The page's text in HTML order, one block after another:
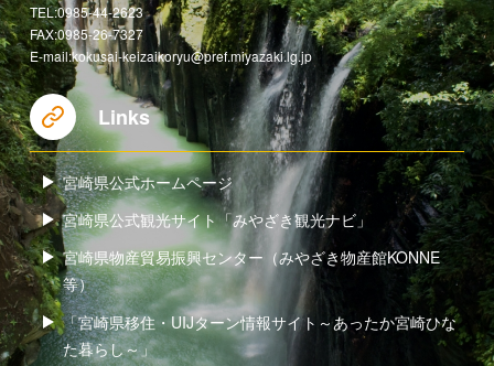
TEL:0985-44-2623
FAX:0985-26-7327
E-mail:kokusai-keizaikoryu@pref.miyazaki.lg.jp
Links
宮崎県公式ホームページ
宮崎県公式観光サイト「みやざき観光ナビ」
宮崎県物産貿易振興センター（みやざき物産館KONNE
等）
「宮崎県移住・UIJターン情報サイト～あったか宮崎ひな
た暮らし～」